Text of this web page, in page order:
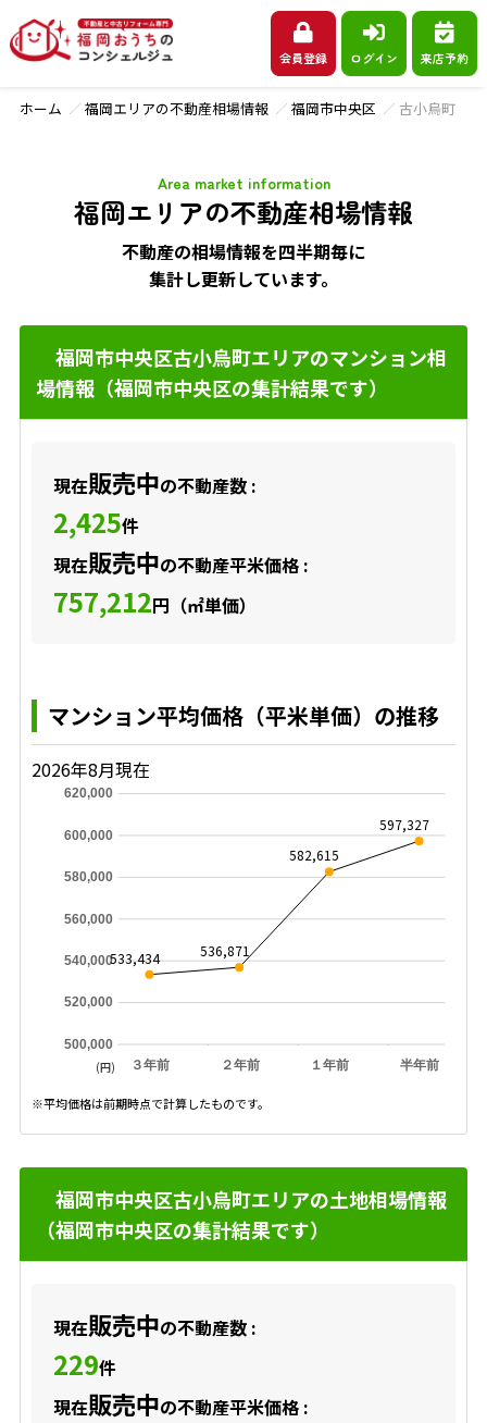
会員登録 ログイン 来店予約
ホーム 福岡エリアの不動産相場情報 福岡市中央区 古小烏町
福岡エリアの不動産相場情報
Area market information
不動産の相場情報を四半期毎に
集計し更新しています。
福岡市中央区古小烏町エリアのマンション相
場情報（福岡市中央区の集計結果です）
現在販売中の不動産数 :
2,425件
現在販売中の不動産平米価格 :
757,212円（㎡単価）
マンション平均価格（平米単価）の推移
2026年8月現在
３年前 ２年前 １年前 半年前
500,000
520,000
540,000
560,000
580,000
600,000
620,000
533,434 536,871
582,615
597,327
(円)
※平均価格は前期時点で計算したものです。
福岡市中央区古小烏町エリアの土地相場情報
（福岡市中央区の集計結果です）
現在販売中の不動産数 :
229件
現在販売中の不動産平米価格 :